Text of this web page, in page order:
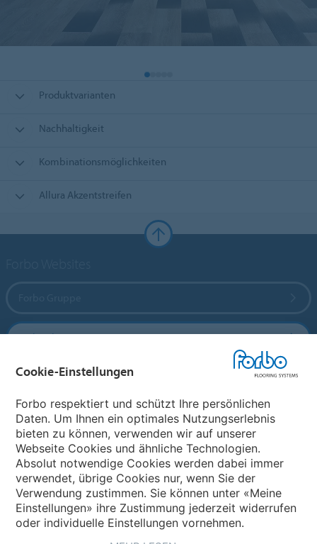
Produktvarianten
Nachhaltigkeit
Kombinationsmöglichkeiten
Allura Akzentstreifen
Forbo Flooring Systems
Forbo Movement Systems
Land auswählen
Land auswählen
Cookie-Einstellungen
Forbo respektiert und schützt Ihre persönlichen
Daten. Um Ihnen ein optimales Nutzungserlebnis
bieten zu können, verwenden wir auf unserer
Webseite Cookies und ähnliche Technologien.
Absolut notwendige Cookies werden dabei immer
verwendet, übrige Cookies nur, wenn Sie der
Verwendung zustimmen. Sie können unter «Meine
Einstellungen» ihre Zustimmung jederzeit widerrufen
oder individuelle Einstellungen vornehmen.